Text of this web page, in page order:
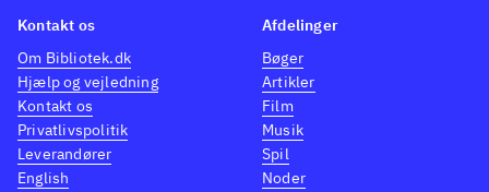
Kontakt os
Om Bibliotek.dk
Hjælp og vejledning
Kontakt os
Privatlivspolitik
Leverandører
English
Afdelinger
Bøger
Artikler
Film
Musik
Spil
Noder